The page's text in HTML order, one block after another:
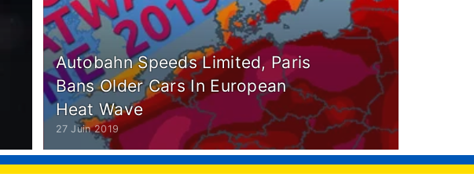
Autobahn Speeds Limited, Paris
Bans Older Cars In European
Heat Wave
27 Juin 2019